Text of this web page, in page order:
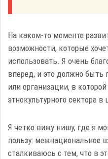
На каком-то моменте
возможности, которые
использовать. Я очень
вперед, и это должно быть
или организации, в
этнокультурного сектора в
Я четко вижу нишу, где я
пользу: межнациональное
сталкиваюсь с тем, что в